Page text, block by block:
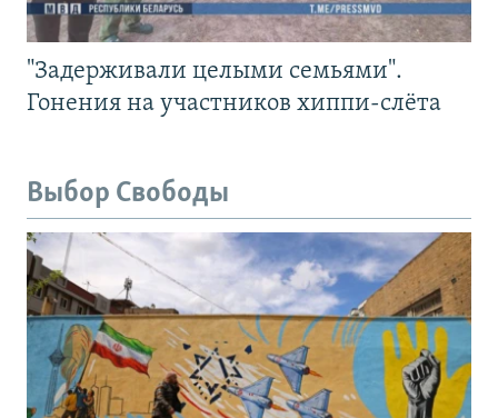
"Задерживали целыми семьями".
Гонения на участников хиппи-слёта
Выбор Свободы